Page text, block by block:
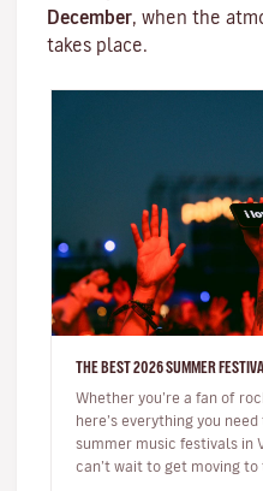
December, when the
takes place.
THE BEST 2026 SUMMER
Whether you’re a fan of
here’s everything you
summer music festivals in
can’t wait to get moving to